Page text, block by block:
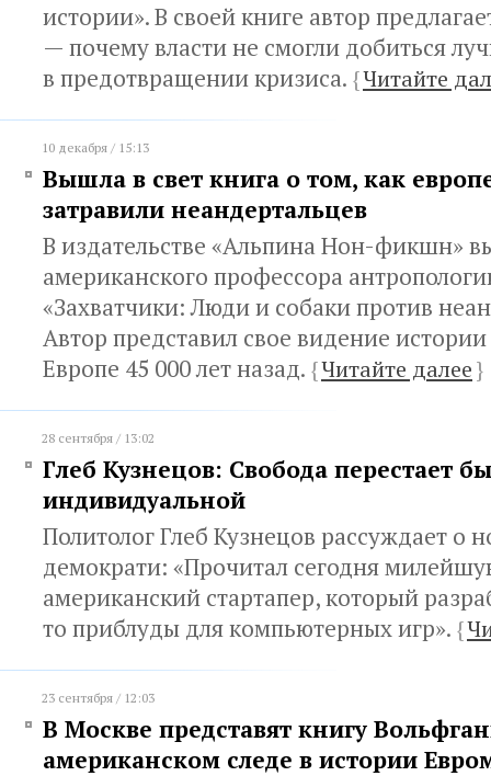
истории». В своей книге автор
— почему власти не смогли добиться
в предотвращении кризиса. {Читайте
10 декабря / 15:13
Вышла в свет книга о том, как
затравили неандертальцев
В издательстве «Альпина Нон-фикшн»
американского профессора
«Захватчики: Люди и собаки против
Автор представил свое видение истории
Европе 45 000 лет назад. {Читайте далее}
28 сентября / 13:02
Глеб Кузнецов: Свобода перестает
индивидуальной
Политолог Глеб Кузнецов рассуждает о
демократи: «Прочитал сегодня
американский стартапер, который
то приблуды для компьютерных игр». {
23 сентября / 12:03
В Москве представят книгу
американском следе в истории